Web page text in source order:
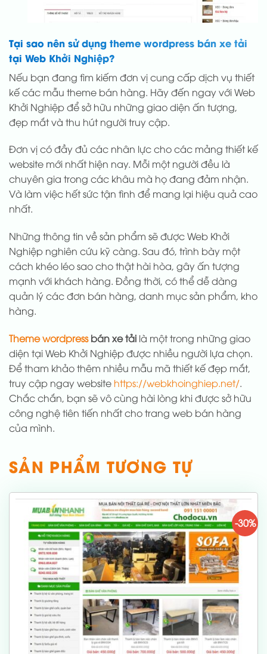
Tại sao nên sử dụng theme wordpress bán xe tải
tại Web Khởi Nghiệp?
Nếu bạn đang tìm kiếm đơn vị cung cấp dịch vụ thiết
kế các mẫu theme bán hàng. Hãy đến ngay với Web
Khởi Nghiệp để sở hữu những giao diện ấn tượng,
đẹp mắt và thu hút người truy cập.
Đơn vị có đầy đủ các nhân lực cho các mảng thiết kế
website mới nhất hiện nay. Mỗi một người đều là
chuyên gia trong các khâu mà họ đang đảm nhận.
Và làm việc hết sức tận tình để mang lại hiệu quả cao
nhất.
Những thông tin về sản phẩm sẽ được Web Khởi
Nghiệp nghiên cứu kỹ càng. Sau đó, trình bày một
cách khéo léo sao cho thật hài hòa, gây ấn tượng
mạnh với khách hàng. Đồng thời, có thể dễ dàng
quản lý các đơn bán hàng, danh mục sản phẩm, kho
hàng.
Theme wordpressbán xe tải là một trong những giao
diện tại Web Khởi Nghiệp được nhiều người lựa chọn.
Để tham khảo thêm nhiều mẫu mã thiết kế đẹp mắt,
truy cập ngay website https://webkhoinghiep.net/.
Chắc chắn, bạn sẽ vô cùng hài lòng khi được sở hữu
công nghệ tiên tiến nhất cho trang web bán hàng
của mình.
SẢN PHẨM TƯƠNG TỰ
-30%